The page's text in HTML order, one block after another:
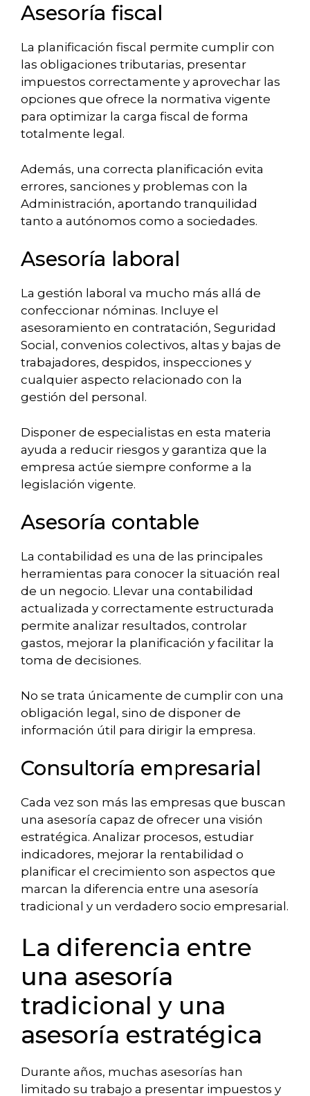
Asesoría fiscal
La planificación fiscal permite cumplir con
las obligaciones tributarias, presentar
impuestos correctamente y aprovechar las
opciones que ofrece la normativa vigente
para optimizar la carga fiscal de forma
totalmente legal.
Además, una correcta planificación evita
errores, sanciones y problemas con la
Administración, aportando tranquilidad
tanto a autónomos como a sociedades.
Asesoría laboral
La gestión laboral va mucho más allá de
confeccionar nóminas. Incluye el
asesoramiento en contratación, Seguridad
Social, convenios colectivos, altas y bajas de
trabajadores, despidos, inspecciones y
cualquier aspecto relacionado con la
gestión del personal.
Disponer de especialistas en esta materia
ayuda a reducir riesgos y garantiza que la
empresa actúe siempre conforme a la
legislación vigente.
Asesoría contable
La contabilidad es una de las principales
herramientas para conocer la situación real
de un negocio. Llevar una contabilidad
actualizada y correctamente estructurada
permite analizar resultados, controlar
gastos, mejorar la planificación y facilitar la
toma de decisiones.
No se trata únicamente de cumplir con una
obligación legal, sino de disponer de
información útil para dirigir la empresa.
Consultoría empresarial
Cada vez son más las empresas que buscan
una asesoría capaz de ofrecer una visión
estratégica. Analizar procesos, estudiar
indicadores, mejorar la rentabilidad o
planificar el crecimiento son aspectos que
marcan la diferencia entre una asesoría
tradicional y un verdadero socio empresarial.
La diferencia entre
una asesoría
tradicional y una
asesoría estratégica
Durante años, muchas asesorías han
limitado su trabajo a presentar impuestos y